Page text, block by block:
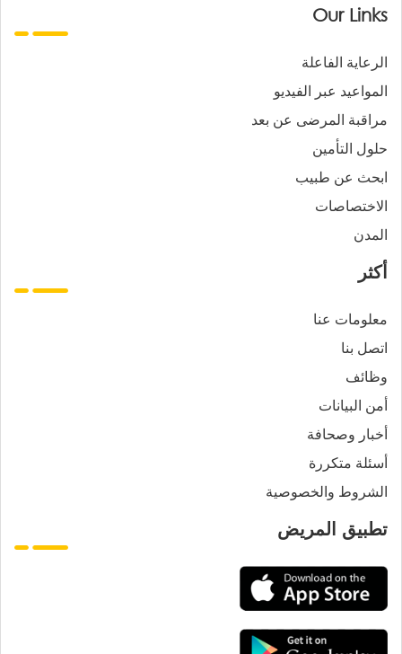
Our Links
الرعاية الفاعلة
المواعيد عبر الفيديو
مراقبة المرضى عن بعد
حلول التأمين
ابحث عن طبيب
الاختصاصات
المدن
أكثر
معلومات عنا
اتصل بنا
وظائف
أمن البيانات
أخبار وصحافة
أسئلة متكررة
الشروط والخصوصية
تطبيق المريض